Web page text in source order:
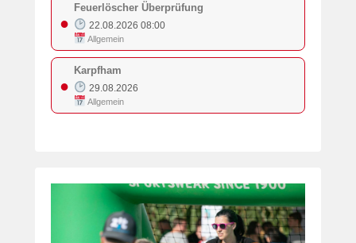
●
Feuerlöscher Überprüfung
22.08.2026 08:00
Allgemein
●
Karpfham
29.08.2026
Allgemein